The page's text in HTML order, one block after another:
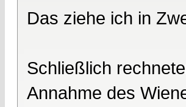
Das ziehe ich in
Schließlich
Annahme des